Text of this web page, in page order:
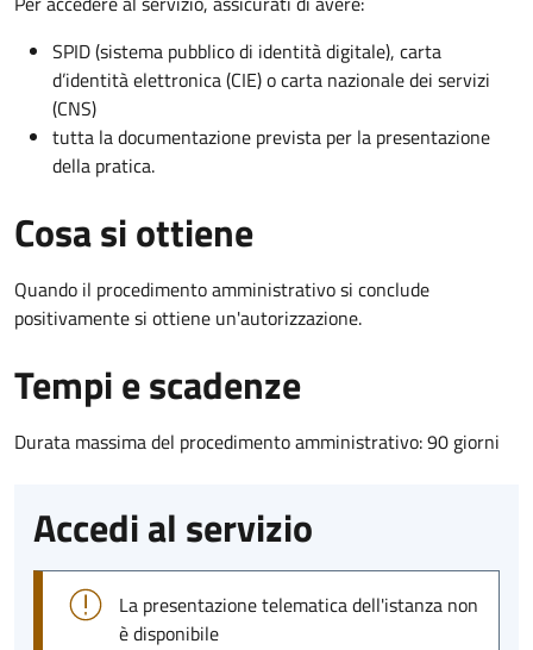
SPID (sistema pubblico di identità digitale), carta
d’identità elettronica (CIE) o carta nazionale dei servizi
(CNS)
tutta la documentazione prevista per la presentazione
della pratica.
Cosa si ottiene
Quando il procedimento amministrativo si conclude
positivamente si ottiene un'autorizzazione.
Tempi e scadenze
Durata massima del procedimento amministrativo: 90 giorni
Accedi al servizio
La presentazione telematica dell'istanza non
è disponibile